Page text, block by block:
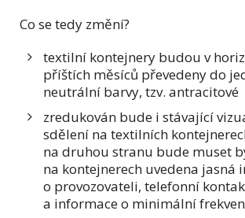
Co se tedy změní?
textilní kontejnery budou v
příštích měsíců převedeny do
neutrální barvy, tzv. antracitové
zredukován bude i stávající
sdělení na textilních
na druhou stranu bude muset
na kontejnerech uvedena jasná
o provozovateli, telefonní
a informace o minimální